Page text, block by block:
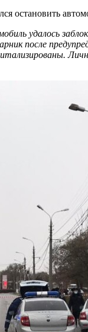
остановить
удалось
после